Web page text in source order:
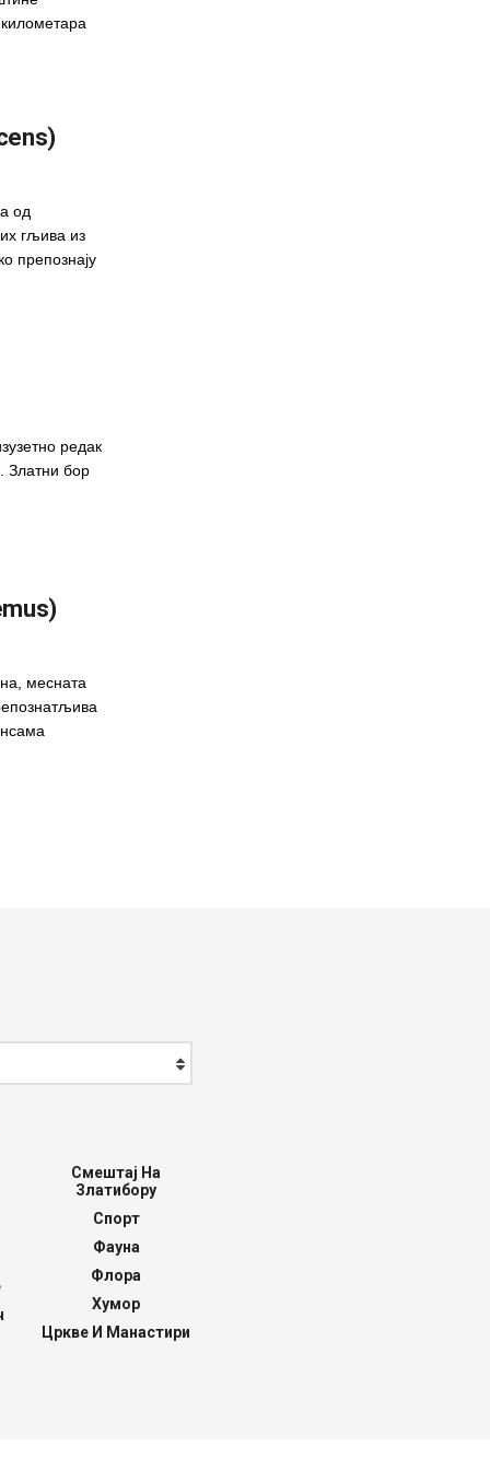
од
гљива из
препознају
редак
Златни бор
месната
Смештај На
Златибору
Спорт
Фауна
Флора
Хумор
Цркве И Манастири